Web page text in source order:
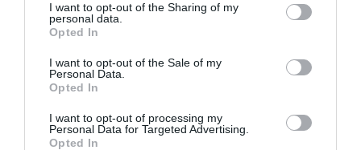
I want to opt-out of the Sharing of my
personal data.
Opted In
I want to opt-out of the Sale of my
Personal Data.
Opted In
I want to opt-out of processing my
Personal Data for Targeted Advertising.
Opted In